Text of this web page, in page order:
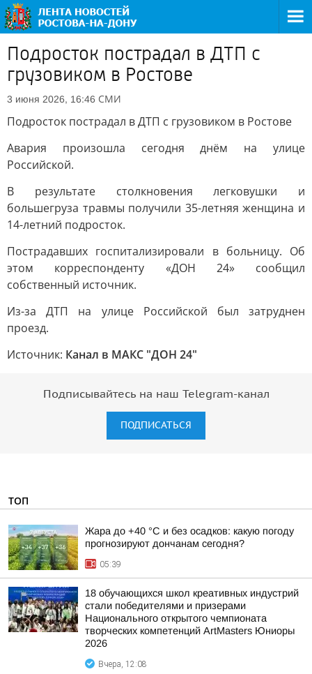
Подросток пострадал в ДТП с
грузовиком в Ростове
3 июня 2026, 16:46 СМИ
Подросток пострадал в ДТП с грузовиком в Ростове
Авария произошла сегодня днём на улице
Российской.
В результате столкновения легковушки и
большегруза травмы получили 35-летняя женщина и
14-летний подросток.
Пострадавших госпитализировали в больницу. Об
этом корреспонденту «ДОН 24» сообщил
собственный источник.
Из-за ДТП на улице Российской был затруднен
проезд.
Источник: Канал в МАКС "ДОН 24"
Подписывайтесь на наш Telegram-канал
ПОДПИСАТЬСЯ
ТОП
Жара до +40 °С и без осадков: какую погоду
прогнозируют дончанам сегодня?
05:39
18 обучающихся школ креативных индустрий
стали победителями и призерами
Национального открытого чемпионата
творческих компетенций ArtMasters Юниоры
2026
Вчера, 12:08